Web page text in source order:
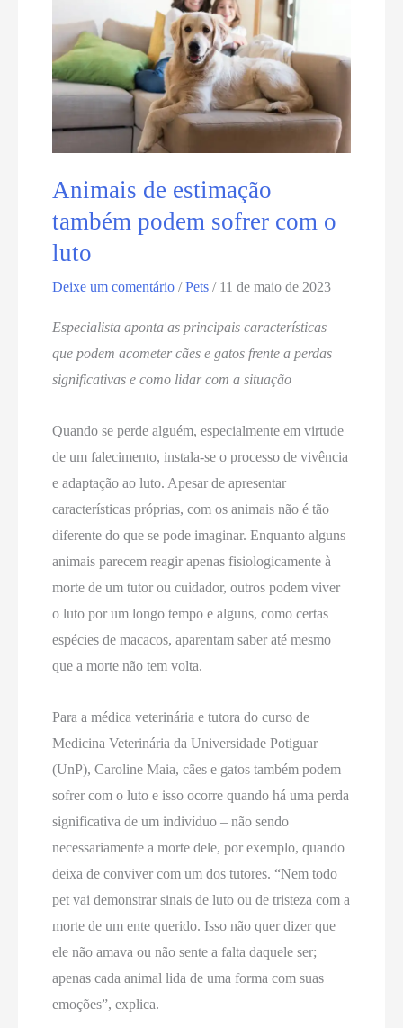
do
Programa
de
Animais de estimação
também podem sofrer com o
luto
Deixe um comentário /Pets / 11 de maio de 2023
Especialista aponta as principais características
que podem acometer cães e gatos frente a perdas
significativas e como lidar com a situação
Quando se perde alguém, especialmente em virtude
de um falecimento, instala-se o processo de vivência
e adaptação ao luto. Apesar de apresentar
características próprias, com os animais não é tão
diferente do que se pode imaginar. Enquanto alguns
animais parecem reagir apenas fisiologicamente à
morte de um tutor ou cuidador, outros podem viver
o luto por um longo tempo e alguns, como certas
espécies de macacos, aparentam saber até mesmo
que a morte não tem volta.
Para a médica veterinária e tutora do curso de
Medicina Veterinária da Universidade Potiguar
(UnP), Caroline Maia, cães e gatos também podem
sofrer com o luto e isso ocorre quando há uma perda
significativa de um indivíduo – não sendo
necessariamente a morte dele, por exemplo, quando
deixa de conviver com um dos tutores. “Nem todo
pet vai demonstrar sinais de luto ou de tristeza com a
morte de um ente querido. Isso não quer dizer que
ele não amava ou não sente a falta daquele ser;
apenas cada animal lida de uma forma com suas
emoções”, explica.